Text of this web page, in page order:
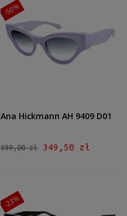
Ana Hickmann AH 9409 D01
699,00 zł 349,50 zł
-50%
-23%